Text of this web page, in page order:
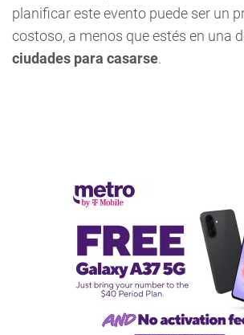
planificar este evento puede ser un
costoso, a menos que estés en una
ciudades para casarse.